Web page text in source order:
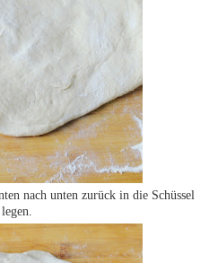
nach unten zurück in die Schüssel
legen.